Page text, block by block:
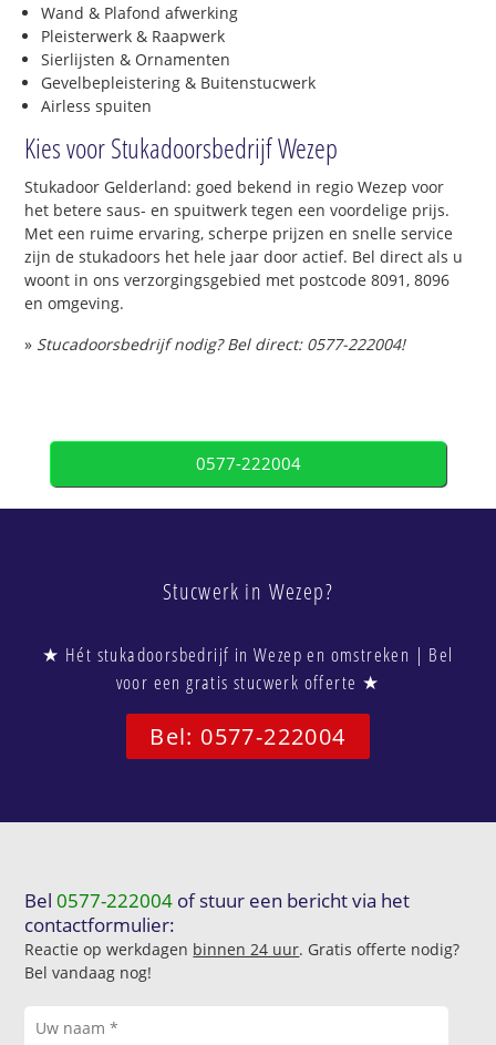
Wand & Plafond afwerking
Pleisterwerk & Raapwerk
Sierlijsten & Ornamenten
Gevelbepleistering & Buitenstucwerk
Airless spuiten
Kies voor Stukadoorsbedrijf Wezep
Stukadoor Gelderland: goed bekend in regio Wezep voor
het betere saus- en spuitwerk tegen een voordelige prijs.
Met een ruime ervaring, scherpe prijzen en snelle service
zijn de stukadoors het hele jaar door actief. Bel direct als u
woont in ons verzorgingsgebied met postcode 8091, 8096
en omgeving.
» Stucadoorsbedrijf nodig? Bel direct: 0577-222004!
0577-222004
Stucwerk in Wezep?
★ Hét stukadoorsbedrijf in Wezep en omstreken | Bel
voor een gratis stucwerk offerte ★
Bel: 0577-222004
Bel0577-222004 of stuur een bericht via het
contactformulier:
Reactie op werkdagen binnen 24 uur. Gratis offerte nodig?
Bel vandaag nog!